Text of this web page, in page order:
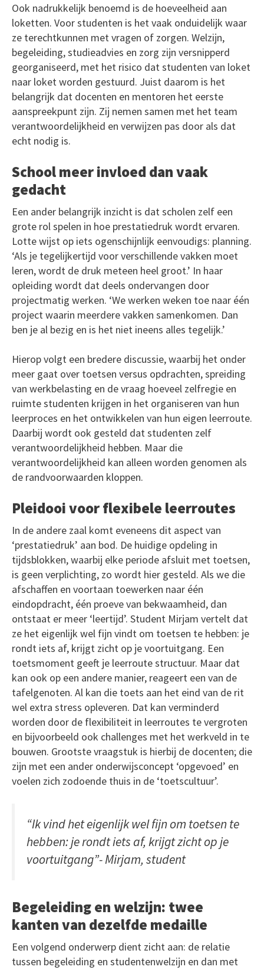
Ook nadrukkelijk benoemd is de hoeveelheid aan
loketten. Voor studenten is het vaak onduidelijk waar
ze terechtkunnen met vragen of zorgen. Welzijn,
begeleiding, studieadvies en zorg zijn versnipperd
georganiseerd, met het risico dat studenten van loket
naar loket worden gestuurd. Juist daarom is het
belangrijk dat docenten en mentoren het eerste
aanspreekpunt zijn. Zij nemen samen met het team
verantwoordelijkheid en verwijzen pas door als dat
echt nodig is.
School meer invloed dan vaak
gedacht
Een ander belangrijk inzicht is dat scholen zelf een
grote rol spelen in hoe prestatiedruk wordt ervaren.
Lotte wijst op iets ogenschijnlijk eenvoudigs: planning.
‘Als je tegelijkertijd voor verschillende vakken moet
leren, wordt de druk meteen heel groot.’ In haar
opleiding wordt dat deels ondervangen door
projectmatig werken. ‘We werken weken toe naar één
project waarin meerdere vakken samenkomen. Dan
ben je al bezig en is het niet ineens alles tegelijk.’
Hierop volgt een bredere discussie, waarbij het onder
meer gaat over toetsen versus opdrachten, spreiding
van werkbelasting en de vraag hoeveel zelfregie en
ruimte studenten krijgen in het organiseren van hun
leerproces en het ontwikkelen van hun eigen leerroute.
Daarbij wordt ook gesteld dat studenten zelf
verantwoordelijkheid hebben. Maar die
verantwoordelijkheid kan alleen worden genomen als
de randvoorwaarden kloppen.
Pleidooi voor flexibele leerroutes
In de andere zaal komt eveneens dit aspect van
‘prestatiedruk’ aan bod. De huidige opdeling in
tijdsblokken, waarbij elke periode afsluit met toetsen,
is geen verplichting, zo wordt hier gesteld. Als we die
afschaffen en voortaan toewerken naar één
eindopdracht, één proeve van bekwaamheid, dan
ontstaat er meer ‘leertijd’. Student Mirjam vertelt dat
ze het eigenlijk wel fijn vindt om toetsen te hebben: je
rondt iets af, krijgt zicht op je voortuitgang. Een
toetsmoment geeft je leerroute structuur. Maar dat
kan ook op een andere manier, reageert een van de
tafelgenoten. Al kan die toets aan het eind van de rit
wel extra stress opleveren. Dat kan verminderd
worden door de flexibiliteit in leerroutes te vergroten
en bijvoorbeeld ook challenges met het werkveld in te
bouwen. Grootste vraagstuk is hierbij de docenten; die
zijn met een ander onderwijsconcept ‘opgevoed’ en
voelen zich zodoende thuis in de ‘toetscultuur’.
“Ik vind het eigenlijk wel fijn om toetsen te
hebben: je rondt iets af, krijgt zicht op je
voortuitgang”- Mirjam, student
Begeleiding en welzijn: twee
kanten van dezelfde medaille
Een volgend onderwerp dient zicht aan: de relatie
tussen begeleiding en studentenwelzijn en dan met